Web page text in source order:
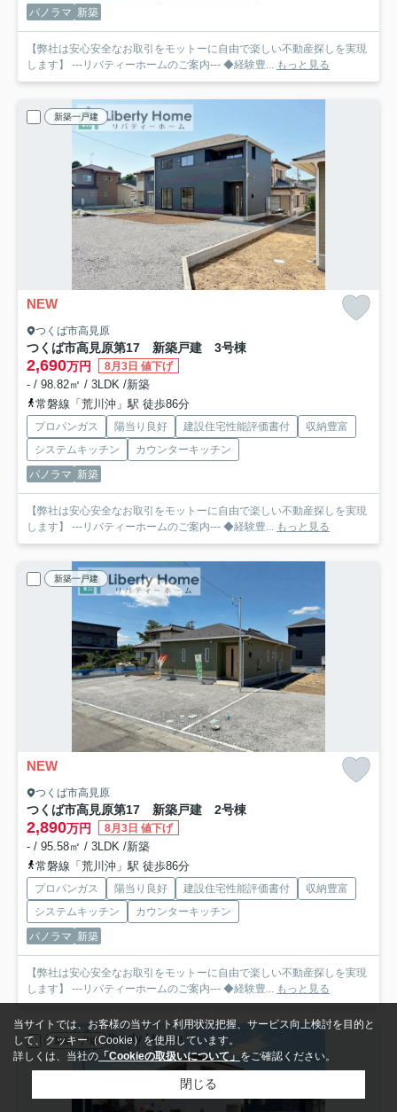
パノラマ 新築
【弊社は安心安全なお取引をモットーに自由で楽しい不動産探しを実現
します】 ---リバティーホームのご案内--- ◆経験豊...
もっと見る
新築一戸建
NEW
つくば市高見原
つくば市高見原第17 新築戸建 3号棟
2,690万円 8月3日 値下げ
- / 98.82㎡ / 3LDK /新築
常磐線「荒川沖」駅 徒歩86分
プロパンガス 陽当り良好 建設住宅性能評価書付
収納豊富
システムキッチン
カウンターキッチン
パノラマ 新築
【弊社は安心安全なお取引をモットーに自由で楽しい不動産探しを実現
します】 ---リバティーホームのご案内--- ◆経験豊...
もっと見る
新築一戸建
NEW
つくば市高見原
つくば市高見原第17 新築戸建 2号棟
2,890万円 8月3日 値下げ
- / 95.58㎡ / 3LDK /新築
常磐線「荒川沖」駅 徒歩86分
プロパンガス 陽当り良好 建設住宅性能評価書付
収納豊富
システムキッチン
カウンターキッチン
パノラマ 新築
【弊社は安心安全なお取引をモットーに自由で楽しい不動産探しを実現
します】 ---リバティーホームのご案内--- ◆経験豊...
もっと見る
新築一戸建
当サイトでは、お客様の当サイト利用状況把握、サービス向上検討を目的と
して、クッキー（Cookie）を使用しています。
詳しくは、当社の 「Cookieの取扱いについて」 をご確認ください。
閉じる